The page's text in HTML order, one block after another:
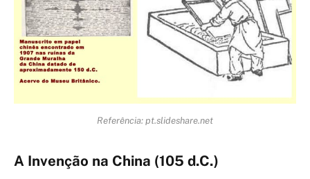
Referência: pt.slideshare.net
A Invenção na China (105 d.C.)